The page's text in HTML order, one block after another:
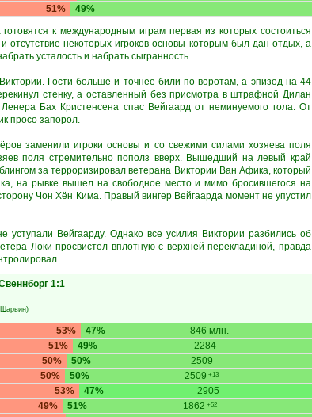
51%
49%
к международным играм первая из которых состоиться
некоторых игроков основы которым был дан отдых, а
усталость и набрать сыгранность.
Гости больше и точнее били по воротам, а эпизод на 44
стенку, а оставленный без присмотра в штрафной Дилан
Бах Кристенсена спас Вейгаард от неминуемого гола. От
просо запорол.
заменили игроки основы и со свежими силами хозяева поля
поля стремительно пополз вверх. Вышедший на левый край
за терроризировал ветерана Виктории Ван Афика, который
на рывке вышел на свободное место и мимо бросившегося на
Чон Хён Кима. Правый вингер Вейгаарда момент не упустил
уступали Вейгаарду. Однако все усилия Виктории разбились об
Локи просвистел вплотную с верхней перекладиной, правда
1:1
)
53% 47% 846 млн.
51% 49% 2284
50% 50% 2509
50% 50% 2509 +13
53% 47% 2905
49% 51% 1862 +52